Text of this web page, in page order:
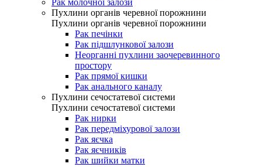
Рак молочної залози
Пухлини органів черевної порожнини
Пухлини органів черевної порожнини
Рак печінки
Рак підшлункової залози
Неорганні пухлини заочеревинного
простору
Рак прямої кишки
Рак анального каналу
Пухлини сечостатевої системи
Пухлини сечостатевої системи
Рак нирки
Рак передміхурової залози
Рак яєчка
Рак яєчників
Рак шийки матки